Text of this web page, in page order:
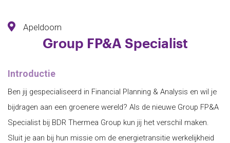
Apeldoorn
Group FP&A Specialist
Introductie
Ben jij gespecialiseerd in Financial Planning & Analysis en wil je
bijdragen aan een groenere wereld? Als de nieuwe Group FP&A
Specialist bij BDR Thermea Group kun jij het verschil maken.
Sluit je aan bij hun missie om de energietransitie werkelijkheid